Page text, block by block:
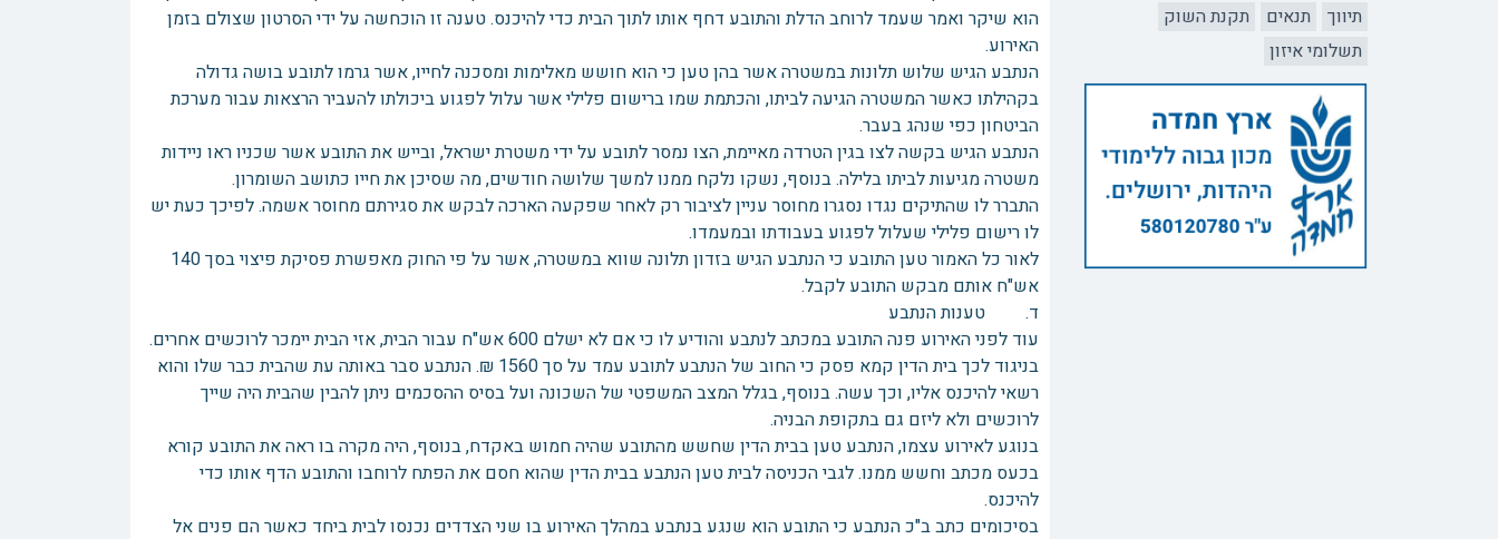
תיווך
תנאים
תקנת השוק
תשלומי איזון
הוא שיקר ואמר שעמד לרוחב הדלת והתובע דחף אותו לתוך הבית כדי להיכנס. טענה זו הוכחשה על ידי הסרטון שצולם בזמן
האירוע.
הנתבע הגיש שלוש תלונות במשטרה אשר בהן טען כי הוא חושש מאלימות ומסכנה לחייו, אשר גרמו לתובע בושה גדולה
בקהילתו כאשר המשטרה הגיעה לביתו, והכתמת שמו ברישום פלילי אשר עלול לפגוע ביכולתו להעביר הרצאות עבור מערכת
הביטחון כפי שנהג בעבר.
הנתבע הגיש בקשה לצו בגין הטרדה מאיימת, הצו נמסר לתובע על ידי משטרת ישראל, ובייש את התובע אשר שכניו ראו ניידות
משטרה מגיעות לביתו בלילה. בנוסף, נשקו נלקח ממנו למשך שלושה חודשים, מה שסיכן את חייו כתושב השומרון.
התברר לו שהתיקים נגדו נסגרו מחוסר עניין לציבור רק לאחר שפקעה הארכה לבקש את סגירתם מחוסר אשמה. לפיכך כעת יש
לו רישום פלילי שעלול לפגוע בעבודתו ובמעמדו.
לאור כל האמור טען התובע כי הנתבע הגיש בזדון תלונה שווא במשטרה, אשר על פי החוק מאפשרת פסיקת פיצוי בסך 140
אש"ח אותם מבקש התובע לקבל.
ד. טענות הנתבע
עוד לפני האירוע פנה התובע במכתב לנתבע והודיע לו כי אם לא ישלם 600 אש"ח עבור הבית, אזי הבית יימכר לרוכשים אחרים.
בניגוד לכך בית הדין קמא פסק כי החוב של הנתבע לתובע עמד על סך 1560 ₪. הנתבע סבר באותה עת שהבית כבר שלו והוא
רשאי להיכנס אליו, וכך עשה. בנוסף, בגלל המצב המשפטי של השכונה ועל בסיס ההסכמים ניתן להבין שהבית היה שייך
לרוכשים ולא ליזם גם בתקופת הבניה.
בנוגע לאירוע עצמו, הנתבע טען בבית הדין שחשש מהתובע שהיה חמוש באקדח, בנוסף, היה מקרה בו ראה את התובע קורא
בכעס מכתב וחשש ממנו. לגבי הכניסה לבית טען הנתבע בבית הדין שהוא חסם את הפתח לרוחבו והתובע הדף אותו כדי
להיכנס.
בסיכומים כתב ב"כ הנתבע כי התובע הוא שנגע בנתבע במהלך האירוע בו שני הצדדים נכנסו לבית ביחד כאשר הם פנים אל